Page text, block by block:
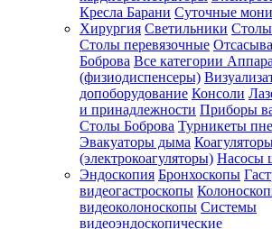
Кресла Барани Суточные
Хирургия Светильники
Столы перевязочные
Боброва Все категории
(физиодиспенсеры)
допоборудование Консоли
и принадлежности Приборы
Столы Боброва Турникеты
Эвакуаторы дыма
(электрокоагуляторы) Насосы
Эндоскопия Бронхоскопы
видеогастроскопы
видеоколоноскопы Системы
видеоэндоскопические